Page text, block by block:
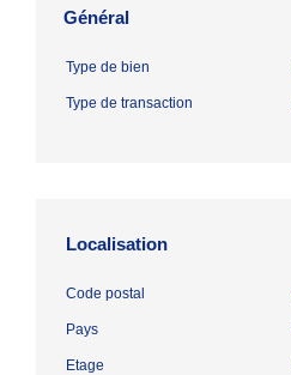
Général
Type de bien
Type de transaction
Localisation
Code postal
Pays
Etage